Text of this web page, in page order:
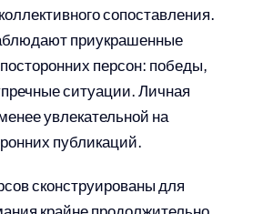
сопоставления.
приукрашенные
персон: победы,
ситуации. Личная
увлекательной на
публикаций.
сконструированы для